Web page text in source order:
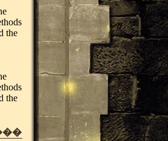
the
the